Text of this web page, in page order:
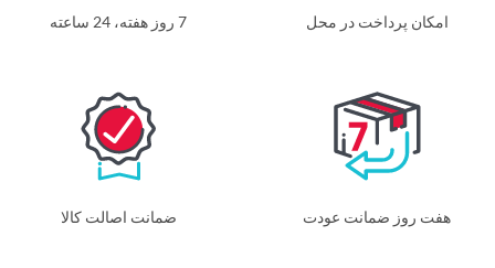
امکان پرداخت در محل
هفت روز ضمانت عودت ضمانت اصالت کالا